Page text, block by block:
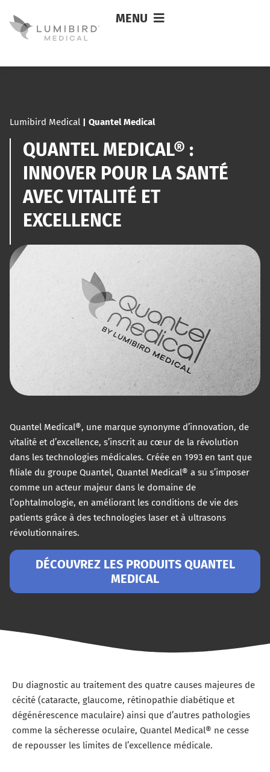
MENU
Lumibird Medical | Quantel Medical
QUANTEL MEDICAL® :
INNOVER POUR LA SANTÉ
AVEC VITALITÉ ET
EXCELLENCE
Quantel Medical®, une marque synonyme d’innovation, de
vitalité et d’excellence, s’inscrit au cœur de la révolution
dans les technologies médicales. Créée en 1993 en tant que
filiale du groupe Quantel, Quantel Medical® a su s’imposer
comme un acteur majeur dans le domaine de
l’ophtalmologie, en améliorant les conditions de vie des
patients grâce à des technologies laser et à ultrasons
révolutionnaires.
DÉCOUVREZ LES PRODUITS QUANTEL
MEDICAL
Du diagnostic au traitement des quatre causes majeures de
cécité (cataracte, glaucome, rétinopathie diabétique et
dégénérescence maculaire) ainsi que d’autres pathologies
comme la sécheresse oculaire, Quantel Medical® ne cesse
de repousser les limites de l’excellence médicale.